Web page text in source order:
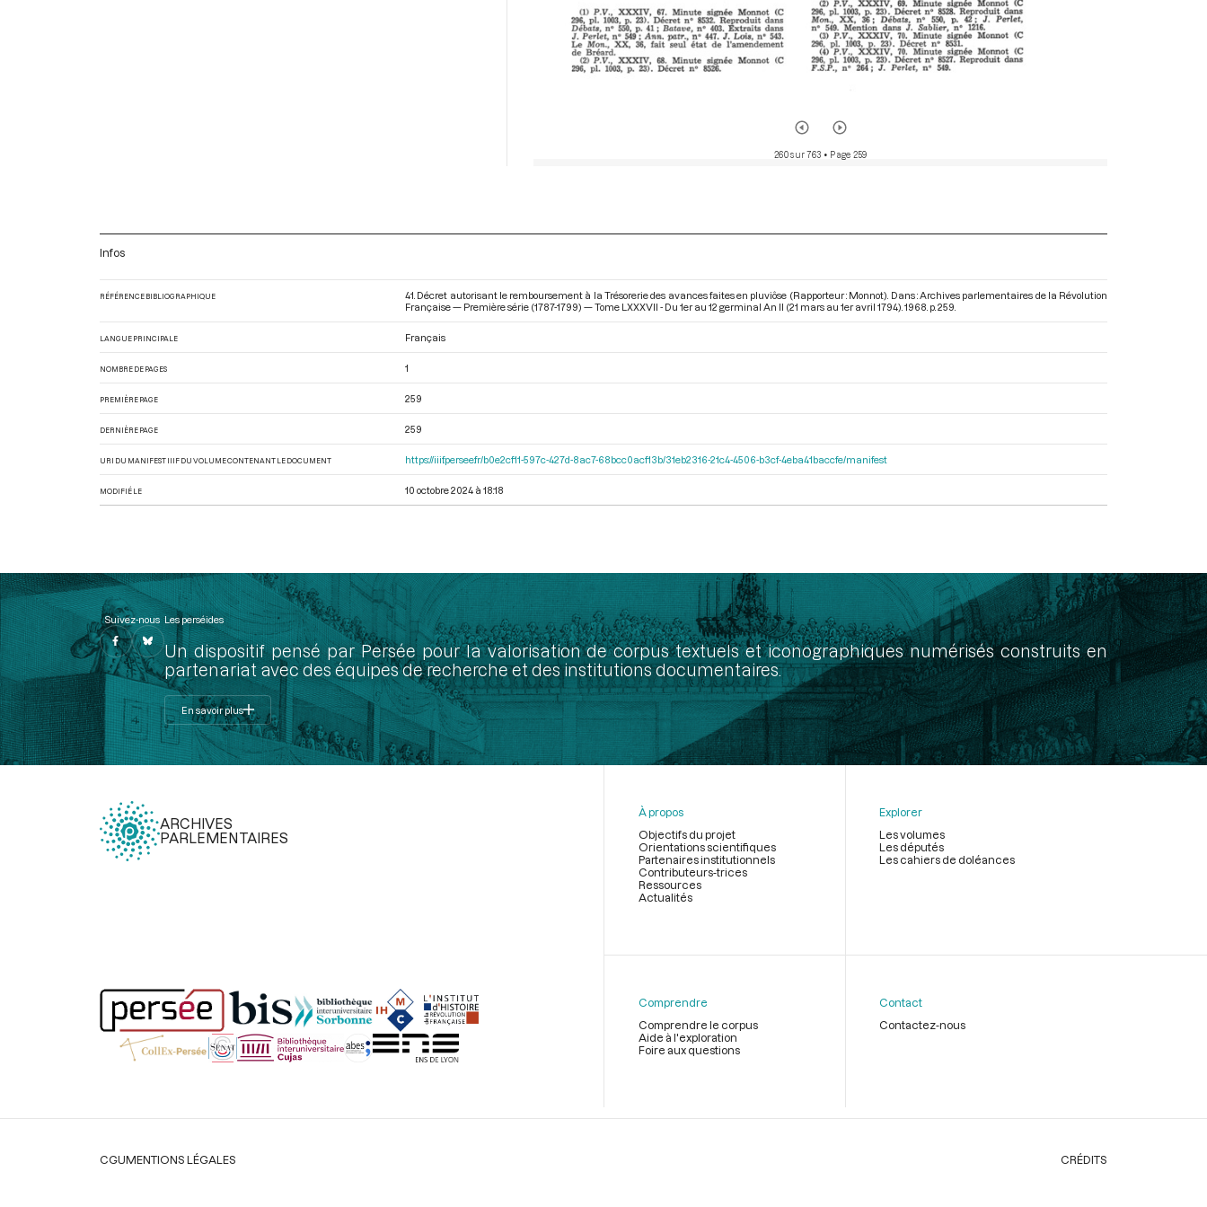
260 sur 763 • Page 259
Infos
RÉFÉRENCE BIBLIOGRAPHIQUE
41. Décret autorisant le remboursement à la Trésorerie des avances faites en pluviôse (Rapporteur : Monnot). Dans : Archives parlementaires de la Révolution
Française — Première série (1787-1799) — Tome LXXXVII - Du 1er au 12 germinal An II (21 mars au 1er avril 1794) . 1968. p. 259.
LANGUE PRINCIPALE Français
NOMBRE DE PAGES 1
PREMIÈRE PAGE 259
DERNIÈRE PAGE 259
URI DU MANIFEST IIIF DU VOLUME CONTENANT LE DOCUMENT https://iiif.persee.fr/b0e2cf11-597c-427d-8ac7-68bcc0acf13b/31eb2316-21c4-4506-b3cf-4eba41baccfe/manifest
MODIFIÉ LE 10 octobre 2024 à 18:18
Suivez-nous Les perséides
Un dispositif pensé par Persée pour la valorisation de corpus textuels et iconographiques numérisés construits en
partenariat avec des équipes de recherche et des institutions documentaires.
En savoir plus
ARCHIVES
PARLEMENTAIRES
page
À propos
Objectifs du projet
Orientations scientifiques
Partenaires institutionnels
Contributeurs-trices
Ressources
Actualités
Explorer
Les volumes
Les députés
Les cahiers de doléances
Comprendre
Comprendre le corpus
Aide à l'exploration
Foire aux questions
Contact
Contactez-nous
Légal
CGUMENTIONS LÉGALES CRÉDITS